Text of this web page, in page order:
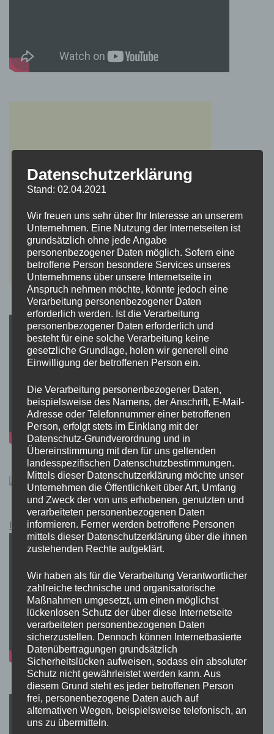
Pokémon Schwert und Schild Kauflink.>LINK<
Datenschutzerklärung
Stand: 02.04.2021
Wir freuen uns sehr über Ihr Interesse an unserem
Unternehmen. Eine Nutzung der Internetseiten ist
grundsätzlich ohne jede Angabe
personenbezogener Daten möglich. Sofern eine
betroffene Person besondere Services unseres
Unternehmens über unsere Internetseite in
Anspruch nehmen möchte, könnte jedoch eine
Verarbeitung personenbezogener Daten
erforderlich werden. Ist die Verarbeitung
personenbezogener Daten erforderlich und
besteht für eine solche Verarbeitung keine
gesetzliche Grundlage, holen wir generell eine
Einwilligung der betroffenen Person ein.
Die Verarbeitung personenbezogener Daten,
beispielsweise des Namens, der Anschrift, E-Mail-
Adresse oder Telefonnummer einer betroffenen
Person, erfolgt stets im Einklang mit der
Datenschutz-Grundverordnung und in
Übereinstimmung mit den für uns geltenden
landesspezifischen Datenschutzbestimmungen.
Mittels dieser Datenschutzerklärung möchte unser
Unternehmen die Öffentlichkeit über Art, Umfang
und Zweck der von uns erhobenen, genutzten und
verarbeiteten personenbezogenen Daten
informieren. Ferner werden betroffene Personen
mittels dieser Datenschutzerklärung über die ihnen
zustehenden Rechte aufgeklärt.
Wir haben als für die Verarbeitung Verantwortlicher
zahlreiche technische und organisatorische
Maßnahmen umgesetzt, um einen möglichst
lückenlosen Schutz der über diese Internetseite
verarbeiteten personenbezogenen Daten
sicherzustellen. Dennoch können Internetbasierte
Datenübertragungen grundsätzlich
Sicherheitslücken aufweisen, sodass ein absoluter
Schutz nicht gewährleistet werden kann. Aus
diesem Grund steht es jeder betroffenen Person
frei, personenbezogene Daten auch auf
alternativen Wegen, beispielsweise telefonisch, an
uns zu übermitteln.